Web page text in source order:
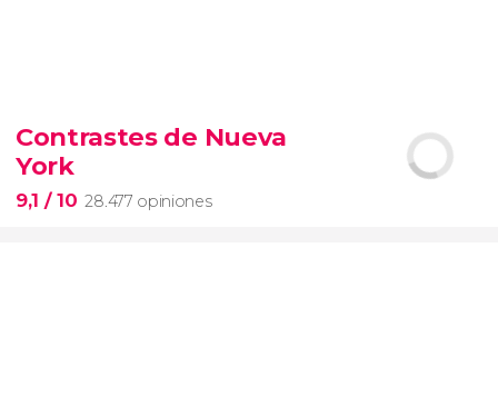
Arena de gladiadores
visita del
Coliseo Romano
el Foro y el
Contrastes de Nueva
York
9,1 / 10 28.477 opiniones